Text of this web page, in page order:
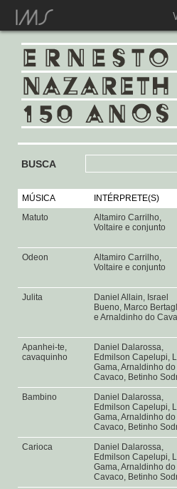
BUSCA
MÚSICA INTÉRPRETE(S)
Matuto
Altamiro Carrilho,
Voltaire e conjunto
Odeon
Altamiro Carrilho,
Voltaire e conjunto
Julita
Daniel Allain, Israel
Bueno, Marco
e Arnaldinho do
Apanhei-te,
cavaquinho
Daniel Dalarossa,
Edmilson Capelupi,
Gama, Arnaldinho do
Cavaco, Betinho
Bambino
Daniel Dalarossa,
Edmilson Capelupi,
Gama, Arnaldinho do
Cavaco, Betinho
Carioca
Daniel Dalarossa,
Edmilson Capelupi,
Gama, Arnaldinho do
Cavaco, Betinho